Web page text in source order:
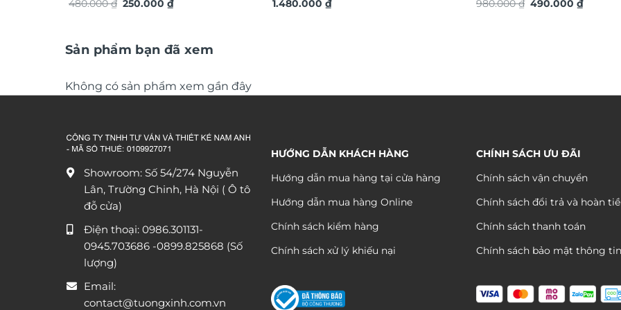
thuật TG4911S
480.000₫ Giá
250.000₫Giá
250.000 ₫.
xuôi gió TDV18
1.480.000₫
TG4919S
980.000₫ Giá
490.000₫Giá
Sản phẩm bạn đã xem
Không có sản phẩm xem gần đây
Showroom: Số 54/274 Nguyễn
Lân, Trường Chinh, Hà Nội ( Ô tô
đỗ cửa)
Điện thoại: 0986.301131-
0945.703686 -0899.825868 (Số
lượng)
Email:
contact@tuongxinh.com.vn
HƯỚNG DẪN KHÁCH HÀNG
Hướng dẫn mua hàng tại cửa hàng
Hướng dẫn mua hàng Online
Chính sách kiểm hàng
Chính sách xử lý khiếu nại
CHÍNH SÁCH ƯU ĐÃI
Chính sách vận chuyển
Chính sách đổi trả và hoàn
Chính sách thanh toán
Chính sách bảo mật thông tin